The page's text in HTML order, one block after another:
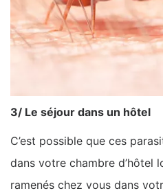
3/ Le séjour dans un hôtel
C’est possible que ces
dans votre chambre d’hôtel
ramenés chez vous dans